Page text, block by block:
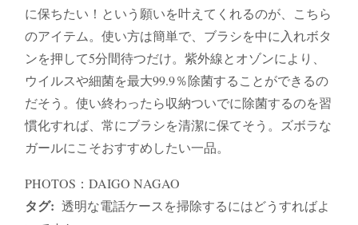
に保ちたい！という願いを叶えてくれるのが、こちら
のアイテム。使い方は簡単で、ブラシを中に入れボタ
ンを押して5分間待つだけ。紫外線とオゾンにより、
ウイルスや細菌を最大99.9％除菌することができるの
だそう。使い終わったら収納ついでに除菌するのを習
慣化すれば、常にブラシを清潔に保てそう。ズボラな
ガールにこそおすすめしたい一品。
PHOTOS：DAIGO NAGAO
タグ: 透明な電話ケースを掃除するにはどうすればよ